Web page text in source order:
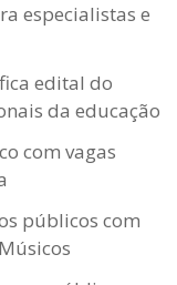
especialistas e
edital do
da educação
com vagas
públicos com